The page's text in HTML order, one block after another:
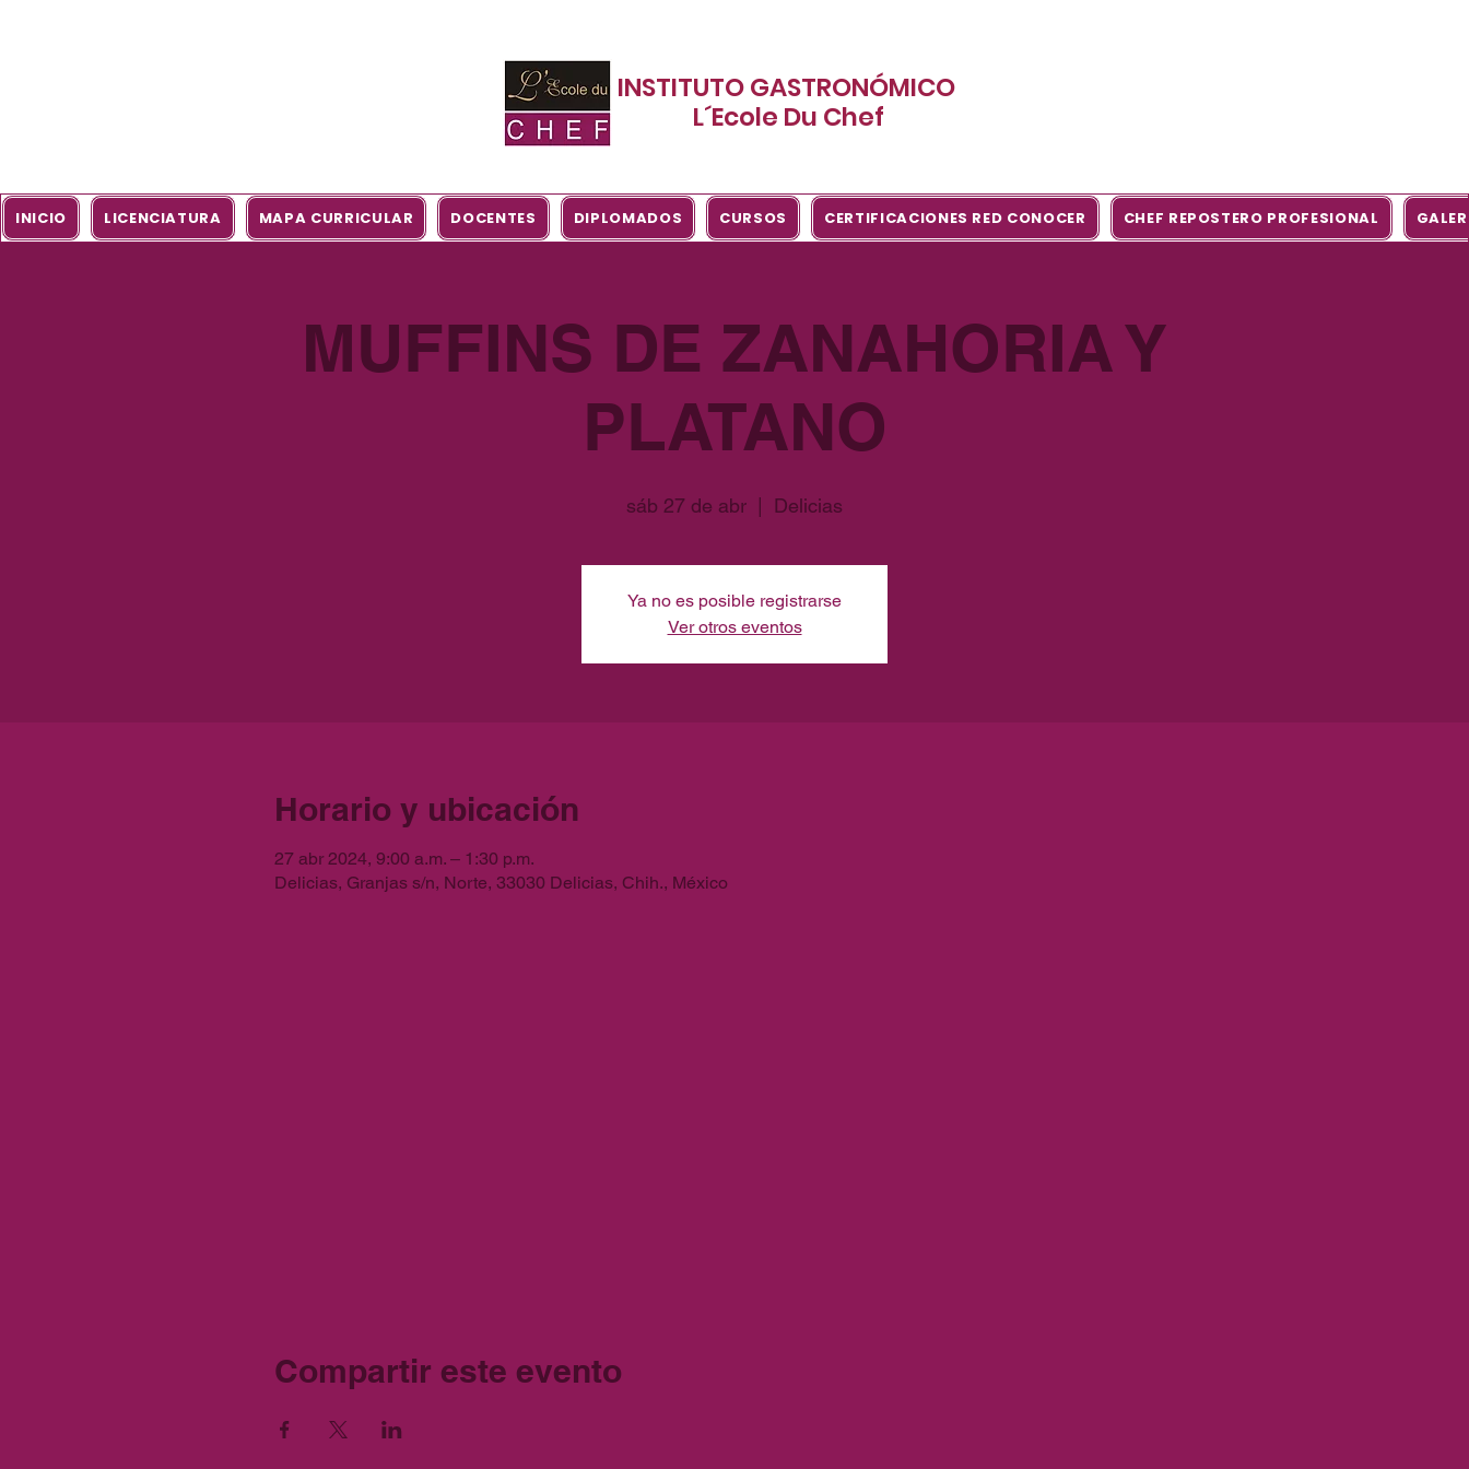
INICIO LICENCIATURA MAPA CURRICULAR DOCENTES DIPLOMADOS CURSOS CERTIFICACIONES RED CONOCER CHEF REPOSTERO PROFESIONAL
INSTITUTO GASTRONÓMICO
L´Ecole Du Chef
MUFFINS DE ZANAHORIA Y
PLATANO
sáb 27 de abr Delicias
Ya no es posible registrarse
Ver otros eventos
Horario y ubicación
27 abr 2024, 9:00 a.m. – 1:30 p.m.
Delicias, Granjas s/n, Norte, 33030 Delicias, Chih., México
Compartir este evento